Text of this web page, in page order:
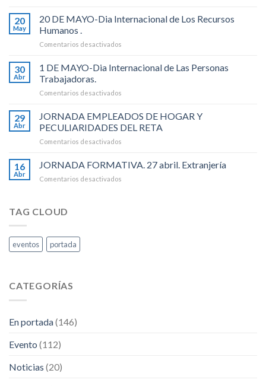
San
Fermin
Julio
20
May
20 DE MAYO-Dia Internacional de Los Recursos
Humanos .
Comentarios desactivados
MAYO-
Los
Recursos
30
Abr
1 DE MAYO-Dia Internacional de Las Personas
Trabajadoras.
Comentarios desactivados
DE
MAYO-
Dia
Las
29
Abr
JORNADA EMPLEADOS DE HOGAR Y
PECULIARIDADES DEL RETA
Comentarios desactivados
EMPLEADOS
DE
16
Abr
JORNADA FORMATIVA. 27 abril. Extranjería
Comentarios desactivados
TAG CLOUD
eventos portada
CATEGORÍAS
En portada(146)
Evento (112)
Noticias (20)